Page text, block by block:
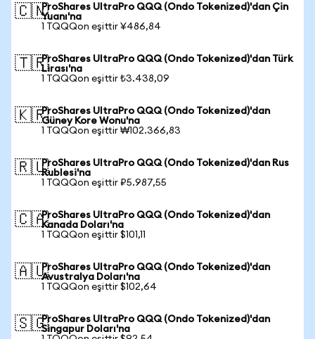
🇨🇳ProShares UltraPro QQQ (Ondo Tokenized)'dan Çin
Yuanı'na
1 TQQQon eşittir ¥486,84
🇹🇷ProShares UltraPro QQQ (Ondo Tokenized)'dan Türk
Lirası'na
1 TQQQon eşittir ₺3.438,09
🇰🇷ProShares UltraPro QQQ (Ondo Tokenized)'dan
Güney Kore Wonu'na
1 TQQQon eşittir ₩102.366,83
🇷🇺ProShares UltraPro QQQ (Ondo Tokenized)'dan Rus
Rublesi'na
1 TQQQon eşittir ₽5.987,55
🇨🇦ProShares UltraPro QQQ (Ondo Tokenized)'dan
Kanada Doları'na
1 TQQQon eşittir $101,11
🇦🇺ProShares UltraPro QQQ (Ondo Tokenized)'dan
Avustralya Doları'na
1 TQQQon eşittir $102,64
🇸🇬ProShares UltraPro QQQ (Ondo Tokenized)'dan
Singapur Doları'na